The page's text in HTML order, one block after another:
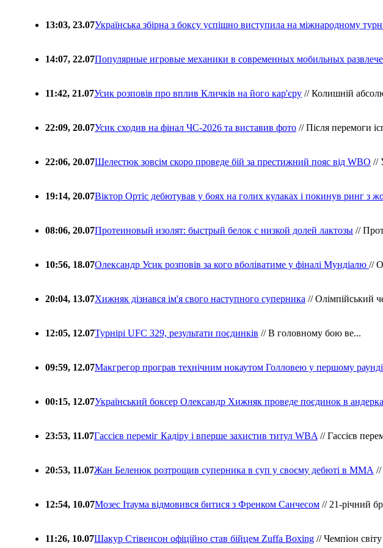
13:03, 23.07Українська збірна з боксу успішно виступила на міжнародному
14:07, 22.07Популярные игровые механики в современных мобильных
11:42, 21.07Усик розповів про вплив Кличків на його кар'єру // Колишній
22:09, 20.07Усик сходив на фінал ЧС-2026 та виставив фото // Після перемоги
22:06, 20.07Шелестюк зовсім скоро проведе бій за престижний пояс від WBO //
19:14, 20.07Віктор Ортіс дебютував у боях на голих кулаках і покинув ринг з
08:06, 20.07Протеиновый изолят: быстрый белок с низкой долей лактозы //
10:56, 18.07Олександр Усик розповів за кого вболіватиме у фіналі Мундіалю //
20:04, 13.07Хижняк дізнався ім'я свого наступного суперника // Олімпійський
12:05, 12.07Турнірі UFC 329, результати поєдинків // В головному бою ве...
09:59, 12.07Макгрегор програв технічним нокаутом Голловею у першому раунді
00:15, 12.07Український боксер Олександр Хижняк проведе поєдинок в
23:53, 11.07Гассієв переміг Кадіру і вперше захистив титул WBA // Гассієв
20:53, 11.07Жан Беленюк розтрощив суперника в суп у своєму дебюті в ММА //
12:54, 10.07Мозес Ітаума відмовився битися з Френком Санчесом // 21-річний
11:26, 10.07Шакур Стівенсон офіційно став бійцем Zuffa Boxing // Чемпіон